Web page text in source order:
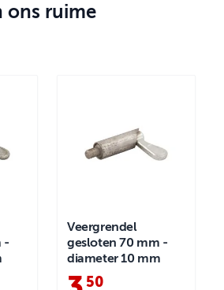
ons ruime
-
Veergrendel
gesloten 70 mm -
diameter 10 mm
50